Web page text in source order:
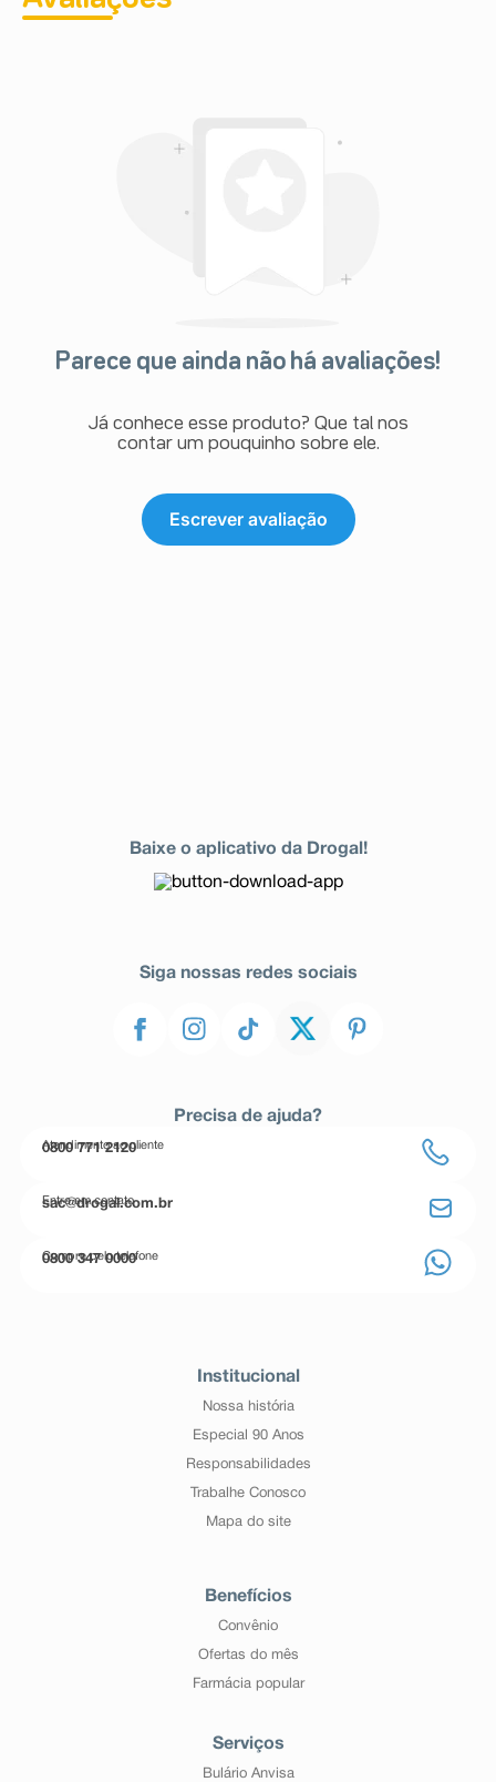
Parece que ainda não há avaliações!
Já conhece esse produto? Que tal nos
contar um pouquinho sobre ele.
Escrever avaliação
Baixe o aplicativo da Drogal!
Siga nossas redes sociais
Precisa de ajuda?
Atendimento ao cliente
0800 771 2120
Entre em contato
sac@drogal.com.br
Compre pelo telefone
0800 347 0000
Institucional
Nossa história
Especial 90 Anos
Responsabilidades
Trabalhe Conosco
Mapa do site
Benefícios
Convênio
Ofertas do mês
Farmácia popular
Serviços
Bulário Anvisa